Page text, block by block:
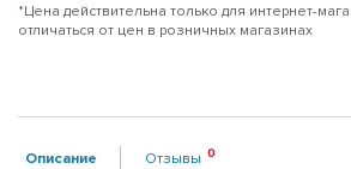
*Цена действительна только для интернет-
отличаться от цен в розничных магазинах
Описание Отзывы